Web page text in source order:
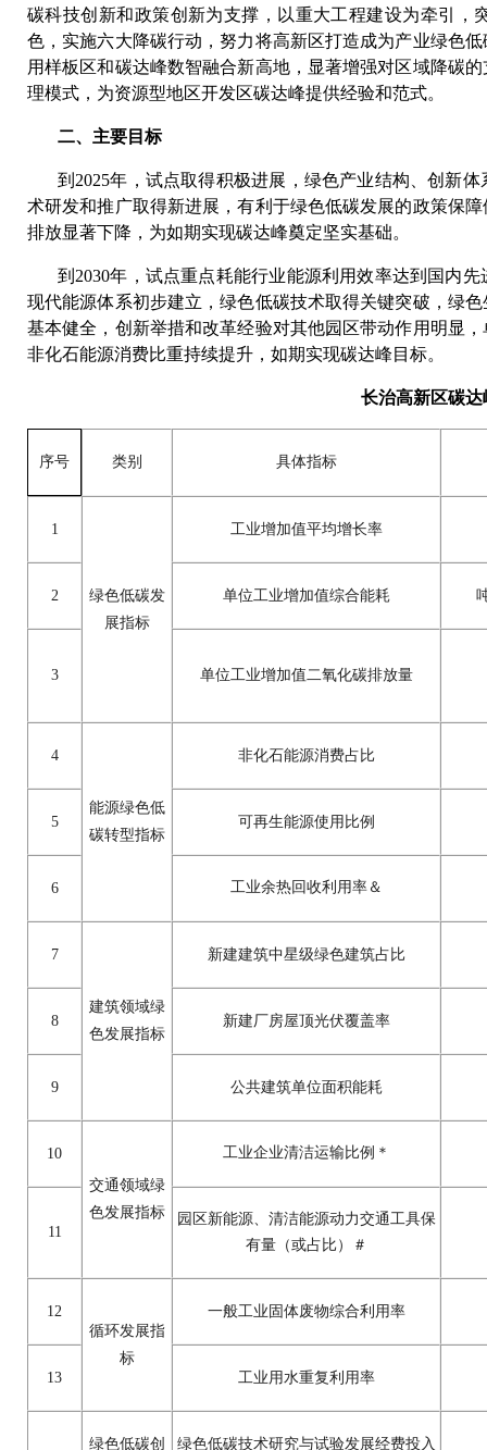
碳科技创新和政策创新为支撑，以重大工程建设为牵引
色，实施六大降碳行动，努力将高新区打造成为产业绿色
用样板区和碳达峰数智融合新高地，显著增强对区域降碳
理模式，为资源型地区开发区碳达峰提供经验和范式。
二、主要目标
到 2025年，试点取得积极进展，绿色产业结构、创新
术研发和推广取得新进展，有利于绿色低碳发展的政策保
排放显著下降，为如期实现碳达峰奠定坚实基础。
到 2030年，试点重点耗能行业能源利用效率达到国内
现代能源体系初步建立，绿色低碳技术取得关键突破，绿
基本健全，创新举措和改革经验对其他园区带动作用明显
非化石能源消费比重持续提升，如期实现碳达峰目标。
长治高新区碳
序号 类别 具体指标
1
绿色低碳发
展指标
工业增加值平均增长率
2 单位工业增加值综合能耗
3 单位工业增加值二氧化碳排放量
4
能源绿色低
碳转型指标
非化石能源消费占比
5 可再生能源使用比例
6 工业余热回收利用率＆
7
建筑领域绿
色发展指标
新建建筑中星级绿色建筑占比
8 新建厂房屋顶光伏覆盖率
9 公共建筑单位面积能耗
10
交通领域绿
色发展指标
工业企业清洁运输比例 ＊
11
园区新能源、清洁能源动力交通工具保
有量（或占比）
＃
12
循环发展指
标
一般工业固体废物综合利用率
13 工业用水重复利用率
绿色低碳创
绿色低碳技术研究与试验发展经费投入